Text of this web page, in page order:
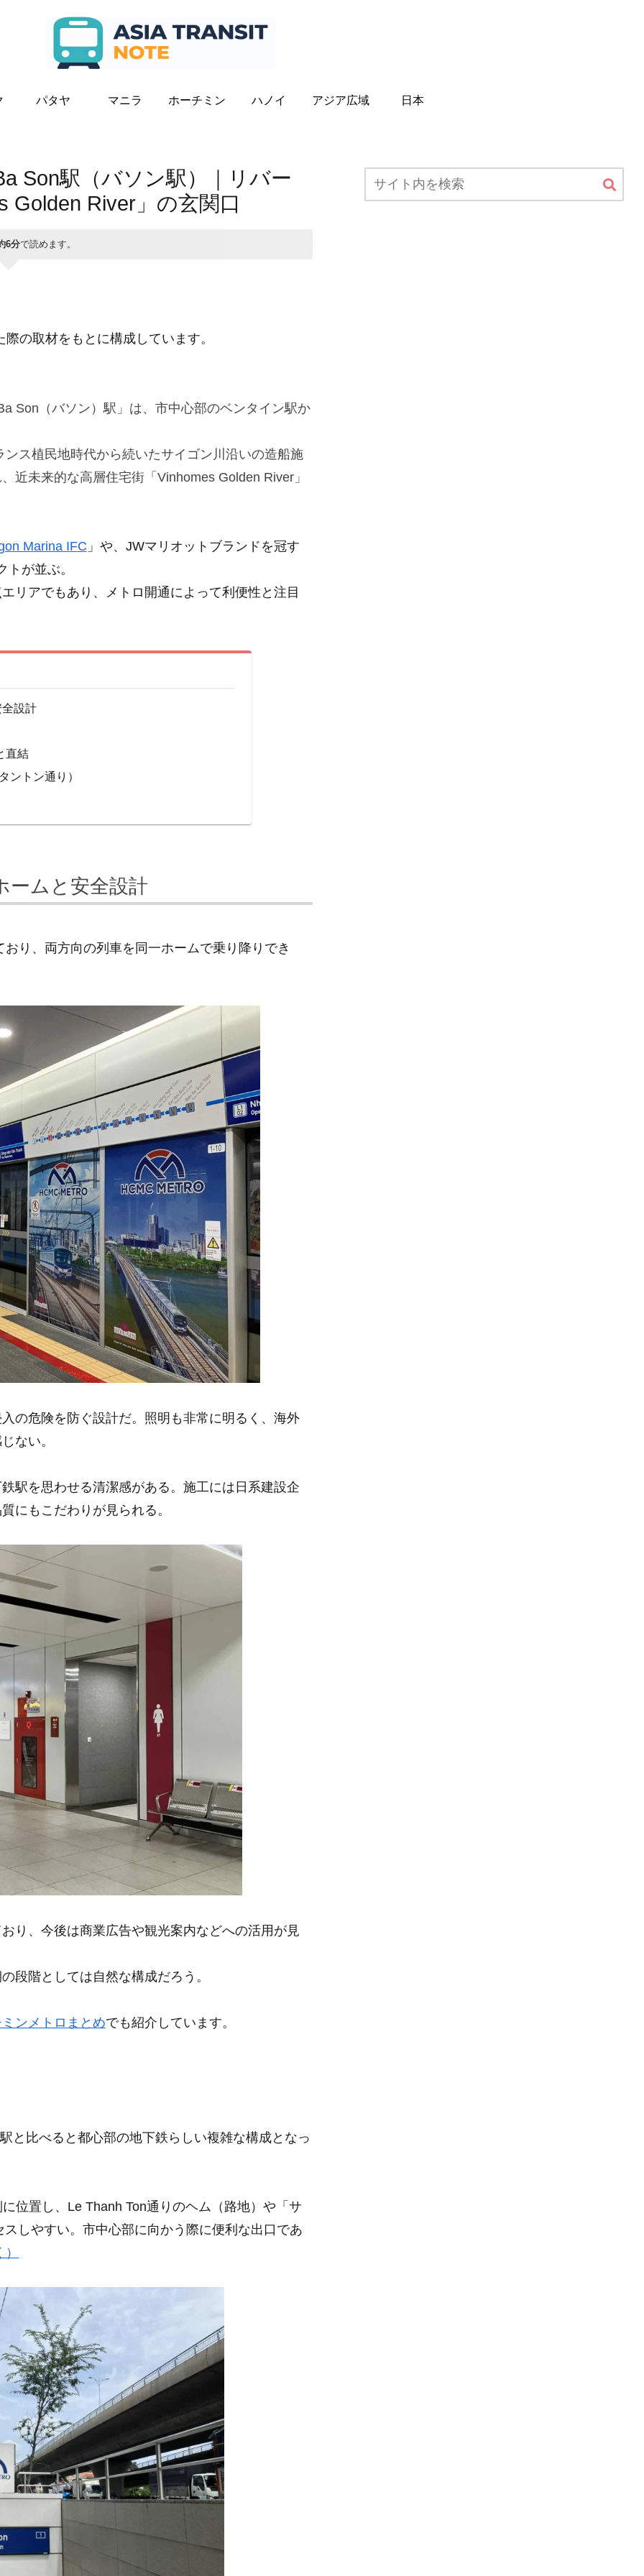
パタヤ マニラ ホーチミン ハノイ アジア広域 日本
Son駅（バソン駅）｜リバー
Golden River」の玄関口
6分で読めます。
の取材をもとに構成しています。
Son（バソン）駅」は、市中心部のベンタイン駅か
ス植民地時代から続いたサイゴン川沿いの造船施
近未来的な高層住宅街「Vinhomes Golden River」
Marina IFC 」や、JWマリオットブランドを冠す
が並ぶ。
リアでもあり、メトロ開通によって利便性と注目
設計
直結
ントン通り）
ームと安全設計
り、両方向の列車を同一ホームで乗り降りでき
の危険を防ぐ設計だ。照明も非常に明るく、海外
ない。
駅を思わせる清潔感がある。施工には日系建設企
にもこだわりが見られる。
り、今後は商業広告や観光案内などへの活用が見
段階としては自然な構成だろう。
ンメトロまとめでも紹介しています。
と比べると都心部の地下鉄らしい複雑な構成となっ
位置し、Le Thanh Ton通りのヘム（路地）や「サ
しやすい。市中心部に向かう際に便利な出口であ